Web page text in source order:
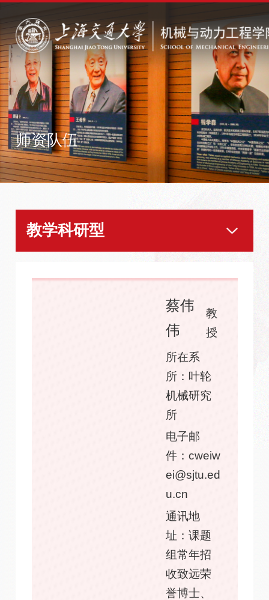
师资队伍
教学科研型
蔡伟
伟
教
授
所在系
所：叶轮
机械研究
所
电子邮
件：cweiw
ei@sjtu.ed
u.cn
通讯地
址：课题
组常年招
收致远荣
誉博士、